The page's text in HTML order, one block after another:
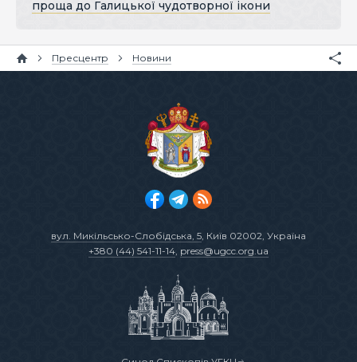
проща до Галицької чудотворної ікони
Пресцентр Новини
вул. Микільсько-Слобідська, 5, Київ 02002, Україна
+380 (44) 541-11-14, press@ugcc.org.ua